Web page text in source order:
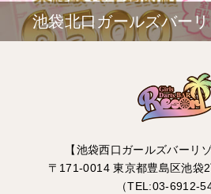
池袋北口ガールズバー
【池袋西口ガールズバーリ
〒171-0014 東京都豊島区池袋
（TEL:03-6912-